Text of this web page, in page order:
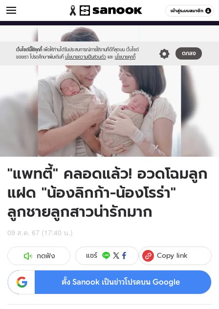
เข้าสู่ระบบสมาชิก
ข่าวบันเทิง หมวดอื่นๆ
เว็บไซต์นี้ใช้คุกกี้ เพื่อให้ท่านได้รับประสบการณ์การใช้งานที่ดีที่สุดบน เว็บไซต์
ของเรา โปรดศึกษาเพิ่มเติมที่ นโยบายความเป็นส่วนตัว และ นโยบายคุกกี้
ตกลง
//s.isanook.com/sr/0/images/logo-
sanook.png
//s.isanook.com/ns/0/ud/1900/9502070/dan.jpg
"แพทตี้" คลอดแล้ว! อวดโฉมลูก
แฝด "น้องลิกก้า-น้องโรร่า"
ลูกชายลูกสาวน่ารักมาก
09 ส.ค. 67 (17:40 น.)
กดฟัง แชร์ Copy link
ตั้ง Sanook เป็นข่าวโปรดบน Google